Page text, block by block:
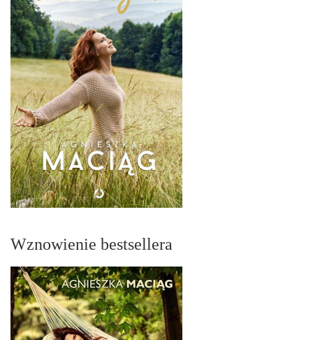
Wznowienie bestsellera